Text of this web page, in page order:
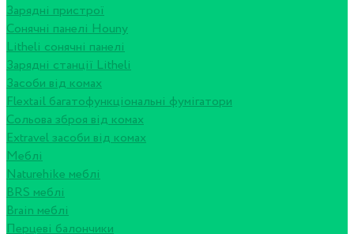
Зарядні пристрої
Сонячні панелі Houny
Litheli сонячні панелі
Зарядні станції Litheli
Засоби від комах
Flextail багатофункціональні фумігатори
Сольова зброя від комах
Extravel засоби від комах
Меблі
Naturehike меблі
BRS меблі
Brain меблі
Перцеві балончики